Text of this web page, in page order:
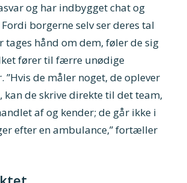
og har indbygget chat og
borgerne selv ser deres tal
tages hånd om dem, føler de sig
fører til færre unødige
de måler noget, de oplever
kan de skrive direkte til det team,
af og kender; de går ikke i
efter en ambulance,” fortæller